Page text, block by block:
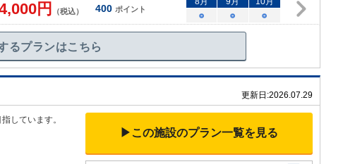
円 （税込） 400 ポイント
○
○ ○
るプランはこちら
更新日:2026.07.29
しています。
▶この施設のプラン一覧を見る